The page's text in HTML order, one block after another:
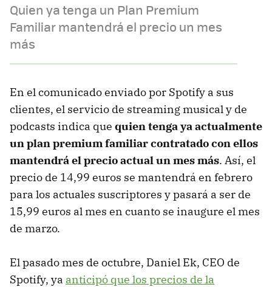
Quien ya tenga un Plan Premium
Familiar mantendrá el precio un mes
más
En el comunicado enviado por Spotify a sus
clientes, el servicio de streaming musical y de
podcasts indica que quien tenga ya actualmente
un plan premium familiar contratado con ellos
mantendrá el precio actual un mes más. Así, el
precio de 14,99 euros se mantendrá en febrero
para los actuales suscriptores y pasará a ser de
15,99 euros al mes en cuanto se inaugure el mes
de marzo.
El pasado mes de octubre, Daniel Ek, CEO de
Spotify, ya anticipó que los precios de la